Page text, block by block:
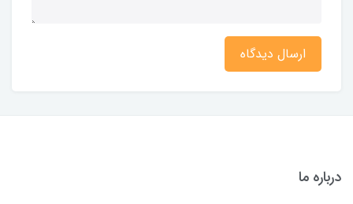
ارسال دیدگاه
درباره ما